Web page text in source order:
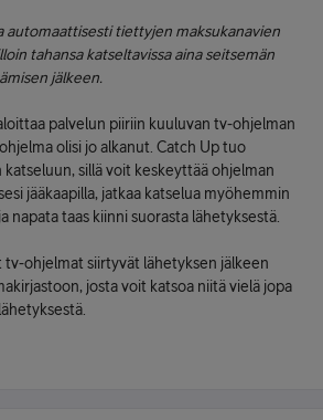
automaattisesti tiettyjen maksukanavien
tahansa katseltavissa aina seitsemän
jälkeen.
palvelun piiriin kuuluvan tv-ohjelman
olisi jo alkanut. Catch Up tuo
katseluun, sillä voit keskeyttää ohjelman
jääkaapilla, jatkaa katselua myöhemmin
napata taas kiinni suorasta lähetyksestä.
ohjelmat siirtyvät lähetyksen jälkeen
josta voit katsoa niitä vielä jopa